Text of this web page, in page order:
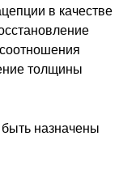
в качестве
толщины
назначены